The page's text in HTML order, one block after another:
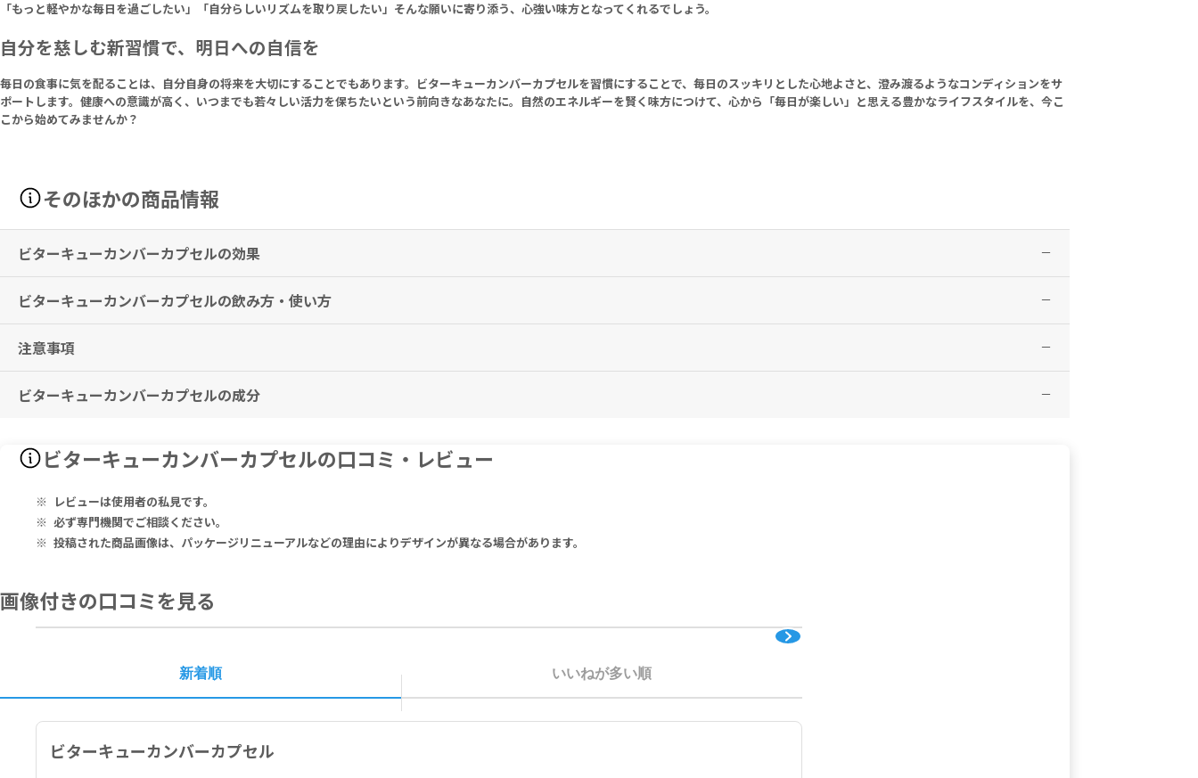
「もっと軽やかな毎日を過ごしたい」「自分らしいリズムを取り戻したい」そんな願いに寄り添う、心強い味方となってくれるでしょう。
自分を慈しむ新習慣で、明日への自信を
毎日の食事に気を配ることは、自分自身の将来を大切にすることでもあります。ビターキューカンバーカプセルを習慣にすることで、毎日のスッキリとした心地よさと、澄み渡るようなコンディションをサ
ポートします。健康への意識が高く、いつまでも若々しい活力を保ちたいという前向きなあなたに。自然のエネルギーを賢く味方につけて、心から「毎日が楽しい」と思える豊かなライフスタイルを、今こ
こから始めてみませんか？
そのほかの商品情報
ビターキューカンバーカプセルの効果
食生活の乱れが気になる方の、健やかなバランス維持をサポートします。
ビターキューカンバーカプセルの飲み方・使い方
1日6カプセルを目安に、水またはぬるま湯などと共にお召し上がりください。
注意事項
本品は、多量摂取により疾病が治癒したり、より健康が増進するものではありません。1日の摂取目安量を必ず守り、過剰な摂取はお控えください。
ビターキューカンバーカプセルの成分
Momordica Charantia 370 mg.
1カプセルあたり：
ツルレイシ 370mg
ビターキューカンバーカプセルの口コミ・レビュー
レビューは使用者の私見です。
必ず専門機関でご相談ください。
投稿された商品画像は、パッケージリニューアルなどの理由によりデザインが異なる場合があります。
画像付きの口コミを見る
新着順 いいねが多い順
ビターキューカンバーカプセル